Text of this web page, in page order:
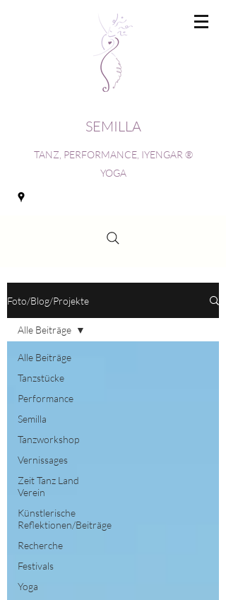
SEMILLA
TANZ, PERFORMANCE, IYENGAR ®
YOGA
Foto/Blog/Projekte
Alle Beiträge
Tanzstücke
Performance
Semilla
Tanzworkshop
Vernissages
Zeit Tanz Land
Verein
Künstlerische
Reflektionen/Beiträge
Recherche
Festivals
Yoga
Alle Beiträge